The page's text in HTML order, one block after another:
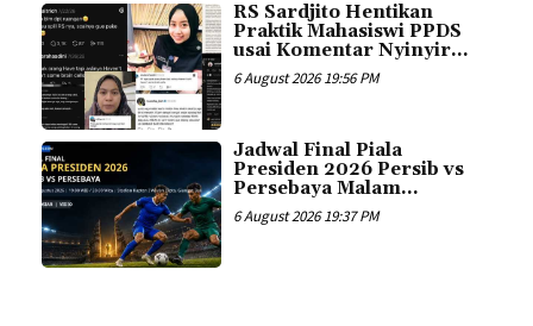
RS Sardjito Hentikan
Praktik Mahasiswi PPDS
usai Komentar Nyinyir...
6 August 2026 19:56 PM
Jadwal Final Piala
Presiden 2026 Persib vs
Persebaya Malam...
6 August 2026 19:37 PM